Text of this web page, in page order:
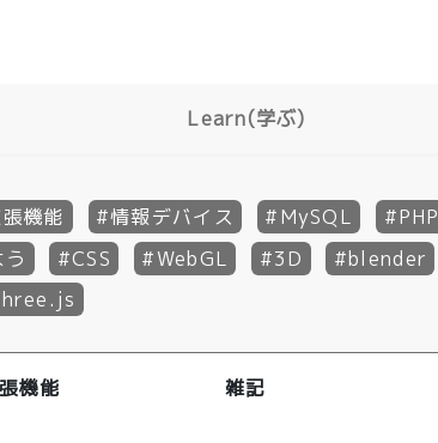
Learn(学ぶ)
機能 情報デバイス MySQL PHP
CSS WebGL 3D blender
機能 雑記